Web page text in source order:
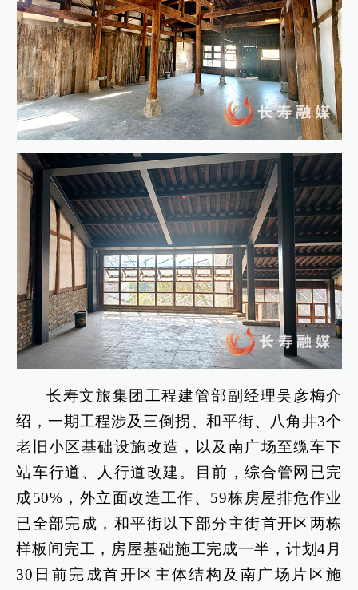
长寿文旅集团工程建管部副经理吴彦梅介
绍，一期工程涉及三倒拐、和平街、八角井3个
老旧小区基础设施改造，以及南广场至缆车下
站车行道、人行道改建。目前，综合管网已完
成50%，外立面改造工作、59栋房屋排危作业
已全部完成，和平街以下部分主街首开区两栋
样板间完工，房屋基础施工完成一半，计划4月
30日前完成首开区主体结构及南广场片区施